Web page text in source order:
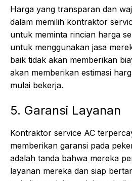
Harga yang transparan dan
dalam memilih kontraktor
untuk meminta rincian harga
untuk menggunakan jasa
baik tidak akan memberikan
akan memberikan estimasi
mulai bekerja.
5. Garansi Layanan
Kontraktor service AC
memberikan garansi pada
adalah tanda bahwa mereka
layanan mereka dan siap